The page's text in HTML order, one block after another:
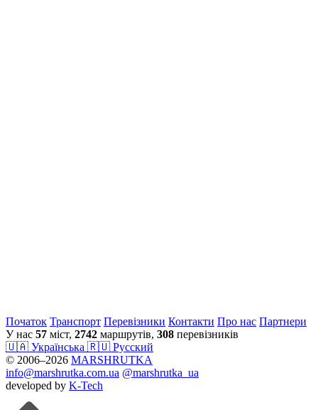
Початок Транспорт Перевiзники Контакти Про нас Партнери
У нас 57 міст, 2742 маршрутів, 308 перевізників
🇺🇦 Українська 🇷🇺 Русский
© 2006–2026 MARSHRUTKA
info@marshrutka.com.ua @marshrutka_ua
developed by K-Tech